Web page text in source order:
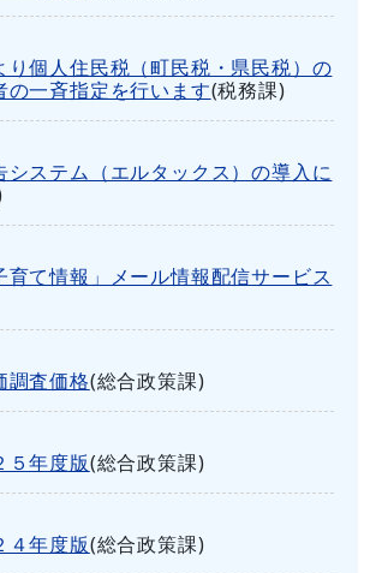
り個人住民税（町民税・県民税）の
の一斉指定を行います(税務課)
システム（エルタックス）の導入に
て情報」メール情報配信サービス
調査価格(総合政策課)
５年度版(総合政策課)
４年度版(総合政策課)